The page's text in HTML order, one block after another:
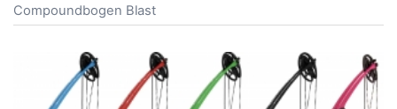
Compoundbogen Blast